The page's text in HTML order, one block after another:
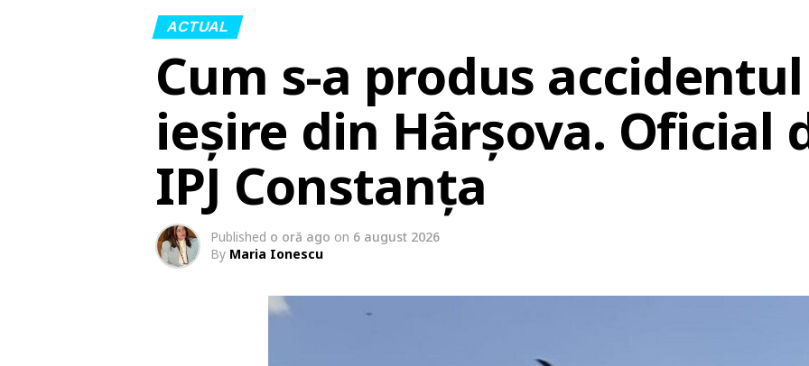
ACTUAL
Cum s-a produs
ieșire din Hârșova. Oficial
IPJ Constanța
Published o oră ago on 6 august 2026
By Maria Ionescu